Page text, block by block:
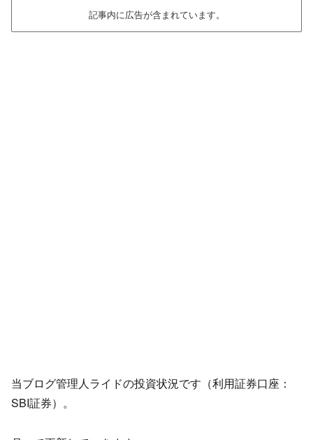
記事内に広告が含まれています。
当ブログ管理人ライドの投資状況です（利用証券口座：
SBI証券）。